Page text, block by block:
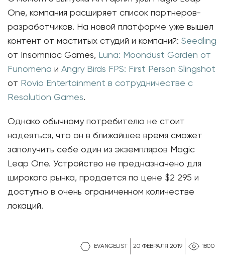
EVANGELIST 20 ФЕВРАЛЯ 2019 1800
One, компания расширяет список партнеров-
разработчиков. На новой платформе уже вышел
контент от маститых студий и компаний: Seedling
от Insomniac Games, Luna: Moondust Garden от
Funomena и Angry Birds FPS: First Person Slingshot
от Rovio Entertainment в сотрудничестве с
Resolution Games.
Однако обычному потребителю не стоит
надеяться, что он в ближайшее время сможет
заполучить себе один из экземпляров Magic
Leap One. Устройство не предназначено для
широкого рынка, продается по цене $2 295 и
доступно в очень ограниченном количестве
локаций.